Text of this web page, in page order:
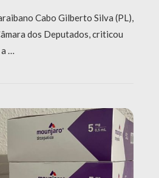
Cabo Gilberto Silva (PL),
dos Deputados, criticou
…